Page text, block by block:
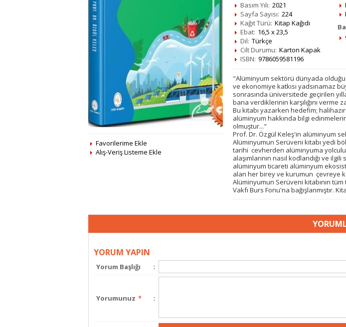
Favorilerime Ekle
Alış-Veriş Listeme Ekle
Basım Yılı: 2021
Sayfa Sayısı: 224
Kağıt Türü: Kitap Kağıdı
Ebat: 16,5 x 23,5
Dil: Türkçe
Cilt Durumu: Karton Kapak
ISBN: 9786059581196
"Alüminyum sektörü dünyada
ve ekonomiye katkısı yadsınamaz
sonrasında üniversitede geçirilen
bana verdiklerinin karşılığını verme
Bu kitabı yazarken hedefim;
alüminyum hakkında bilgi
olmuştur..."
Prof. Dr. Özgül Keleş'in alüminyum
Alüminyumun Serüveni kitabı yedi
tarihi cevherden alüminyuma
alaşımlarının nasıl kodlandığı ve
alüminyum ticareti alüminyum
alan her birey ve kurumun çevreye
Alüminyumun Serüveni kitabının
Vakfı Burs Fonu'na bağışlanmıştır.
YORUM YAPIN
Yorum Başlığı :
Yorumunuz * :